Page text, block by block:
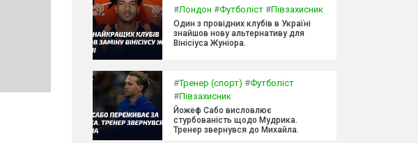
#Лондон #Футболіст #Півзахисник
Один з провідних клубів в Україні
знайшов нову альтернативу для
Вінісіуса Жуніора.
#Тренер (спорт) #Футболіст
#Півзахисник
Йожеф Сабо висловлює
стурбованість щодо Мудрика.
Тренер звернувся до Михайла.